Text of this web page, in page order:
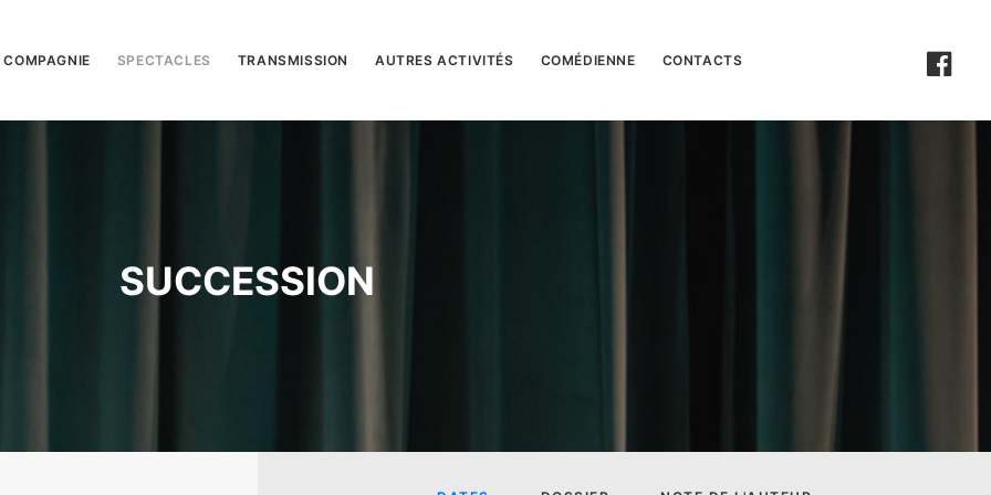
SPECTACLES TRANSMISSION AUTRES ACTIVITÉS COMÉDIENNE CONTACTS
SUCCESSION